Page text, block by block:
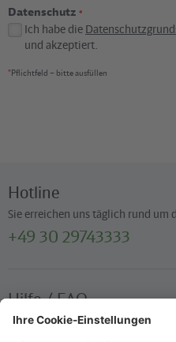
Datenschutz *
Ich habe die
und akzeptiert.
*Pflichtfeld – bitte ausfüllen
Hotline
Sie erreichen uns täglich rund um
+49 30 29743333
Hilfe / FAQ
Die wichtigsten Antworten und